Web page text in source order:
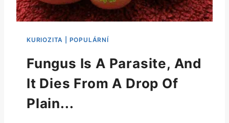
Fungus Is A Parasite, And
It Dies From A Drop Of
Plain...